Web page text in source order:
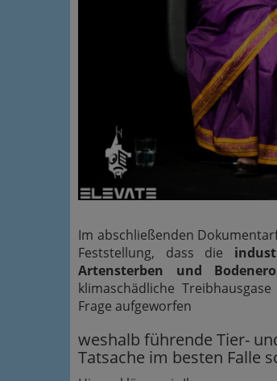
Im abschließenden
Feststellung, dass die
Artensterben und
klimaschädliche
Frage aufgeworfen
weshalb führende Tier-
Tatsache im besten Falle